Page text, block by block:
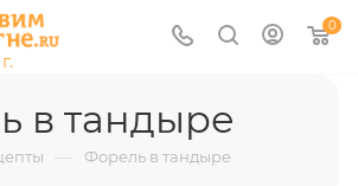
0
в тандыре
— Форель в тандыре